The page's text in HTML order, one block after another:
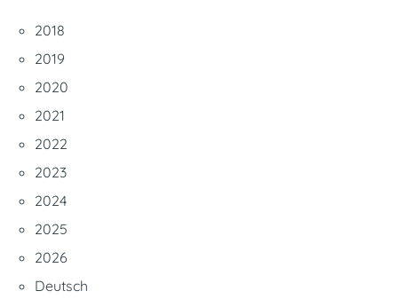
2018
2019
2020
2021
2022
2023
2024
2025
2026
Deutsch